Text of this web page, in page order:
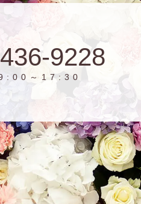
9228
～17:30